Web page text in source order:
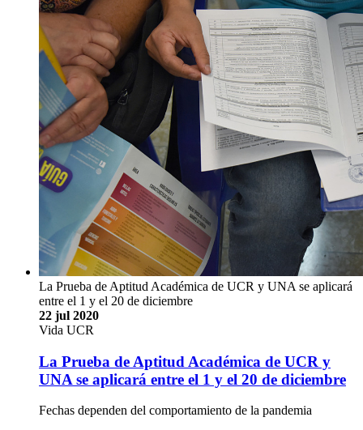
La Prueba de Aptitud Académica de UCR y UNA se aplicará
entre el 1 y el 20 de diciembre
22 jul 2020
Vida UCR
La Prueba de Aptitud Académica de UCR y
UNA se aplicará entre el 1 y el 20 de diciembre
Fechas dependen del comportamiento de la pandemia